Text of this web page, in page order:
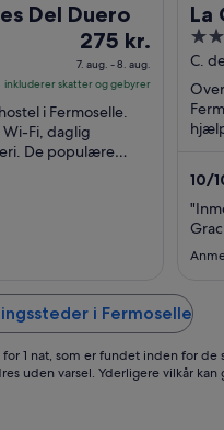
Del Duero
Prisen
er
275 kr.
pr.
nat
fra
275 kr.
7. aug. - 8. aug.
inkluderer skatter og gebyrer
i Fermoselle.
Fi, daglig
De populære
La
3
out
of
5
C.
10/
i Fermoselle
1 nat, som er fundet inden for de
uden varsel. Yderligere vilkår kan